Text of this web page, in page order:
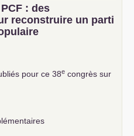
PCF : des
reconstruire un parti
pour ce 38e congrès sur